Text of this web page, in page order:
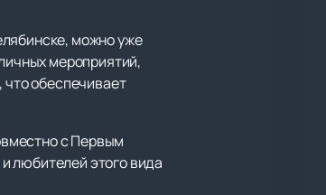
можно уже
мероприятий,
обеспечивает
с Первым
любителей этого вида